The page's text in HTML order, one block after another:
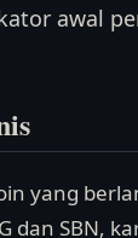
awal
yang
dan SBN,